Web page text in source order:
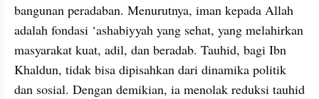
bangunan peradaban. Menurutnya, iman kepada Allah
adalah fondasi ‘ashabiyyah yang sehat, yang melahirkan
masyarakat kuat, adil, dan beradab. Tauhid, bagi Ibn
Khaldun, tidak bisa dipisahkan dari dinamika politik
dan sosial. Dengan demikian, ia menolak reduksi tauhid